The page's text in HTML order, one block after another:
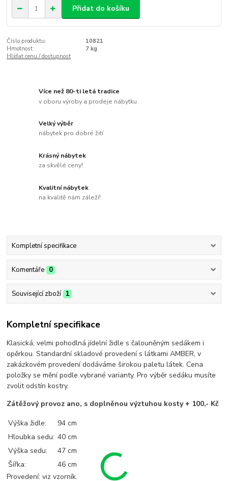
Přidat do košíku
Číslo produktu:
10821
Hmotnost:
7 kg
Hlídat cenu / dostupnost
Více než 80-ti letá tradice
v oboru výroby a prodeje nábytku
Velký výběr
nábytek pro dobré žití
Krásný nábytek
za skvělé ceny!
Kvalitní nábytek
na kvalitě nám záleží!
Kompletní specifikace
Komentáře 0
Související zboží 1
Kompletní specifikace
Klasická, velmi pohodlná jídelní židle s čalouněným sedákem i
opěrkou. Standardní skladové provedení s látkami AMBER, v
zakázkovém provedení dodáváme širokou paletu látek. Cena
položky se mění podle vybrané varianty. Pro výběr sedáku musíte
zvolit odstín kostry.
Zátěžový provoz ano, s doplněnou výztuhou kosty + 100,- Kč
Výška židle:
94 cm
Hloubka sedu: 40 cm
Výška sedu:
47 cm
Šířka:
46 cm
Provedení: viz vzorník.